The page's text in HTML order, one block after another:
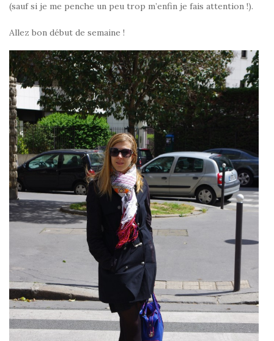
(sauf si je me penche un peu trop m’enfin je fais attention !).
Allez bon début de semaine !